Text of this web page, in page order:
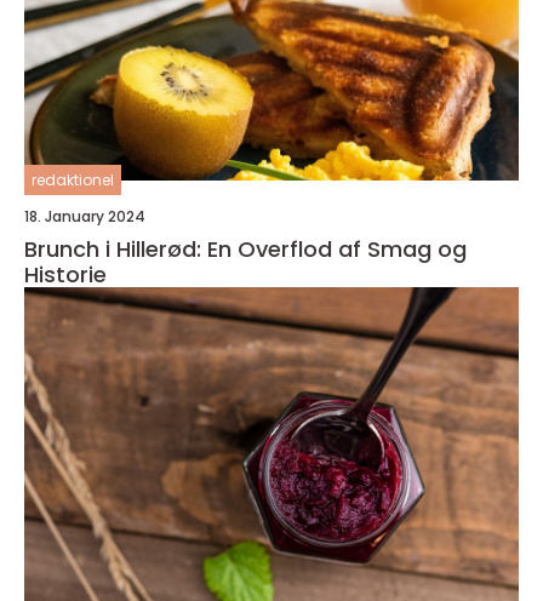
redaktionel
18. January 2024
Brunch i Hillerød: En Overflod af Smag og
Historie